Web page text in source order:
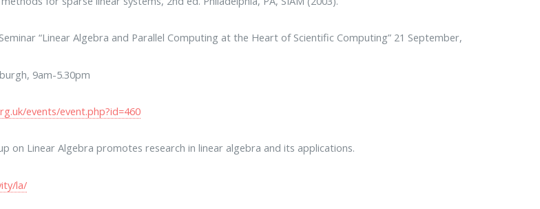
“Linear Algebra and Parallel Computing at the Heart of Scientific Computing” 21 September,
9am-5.30pm
events/event.php?id=460
on Linear Algebra promotes research in linear algebra and its applications.
la/